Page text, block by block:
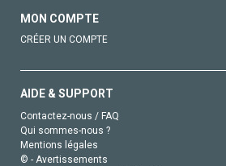
MON COMPTE
CRÉER UN COMPTE
AIDE & SUPPORT
Contactez-nous / FAQ
Qui sommes-nous ?
Mentions légales
© - Avertissements